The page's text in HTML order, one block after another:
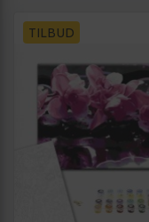
TILBUD